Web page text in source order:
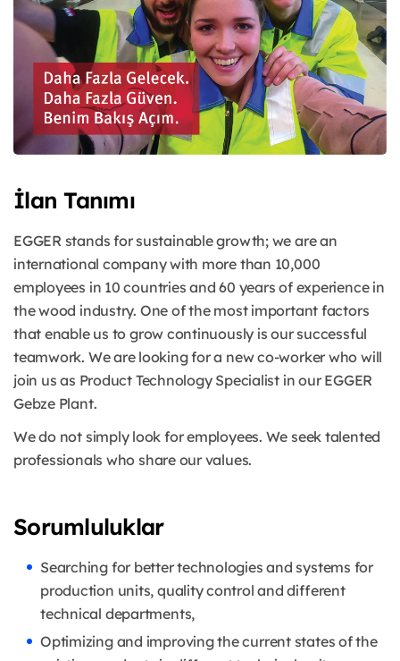
İlan Tanımı
EGGER stands for sustainable growth; we are an
international company with more than 10,000
employees in 10 countries and 60 years of experience in
the wood industry. One of the most important factors
that enable us to grow continuously is our successful
teamwork. We are looking for a new co-worker who will
join us as Product Technology Specialist in our EGGER
Gebze Plant.
We do not simply look for employees. We seek talented
professionals who share our values.
Sorumluluklar
Searching for better technologies and systems for
production units, quality control and different
technical departments,
Optimizing and improving the current states of the